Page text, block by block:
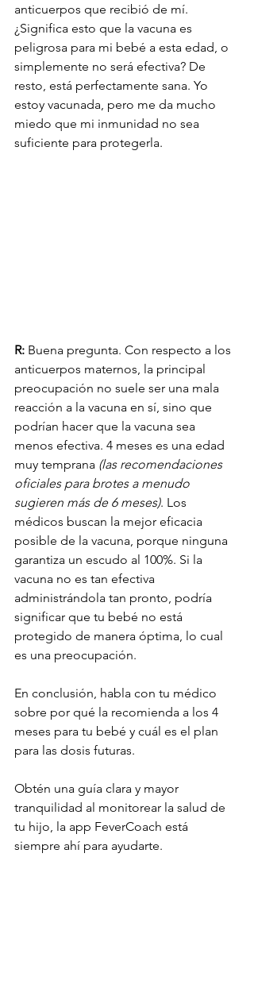
anticuerpos que recibió de mí.
¿Significa esto que la vacuna es
peligrosa para mi bebé a esta edad, o
simplemente no será efectiva? De
resto, está perfectamente sana. Yo
estoy vacunada, pero me da mucho
miedo que mi inmunidad no sea
suficiente para protegerla.
R: Buena pregunta. Con respecto a los
anticuerpos maternos, la principal
preocupación no suele ser una mala
reacción a la vacuna en sí, sino que
podrían hacer que la vacuna sea
menos efectiva. 4 meses es una edad
muy temprana (las recomendaciones
oficiales para brotes a menudo
sugieren más de 6 meses). Los
médicos buscan la mejor eficacia
posible de la vacuna, porque ninguna
garantiza un escudo al 100%. Si la
vacuna no es tan efectiva
administrándola tan pronto, podría
significar que tu bebé no está
protegido de manera óptima, lo cual
es una preocupación.
En conclusión, habla con tu médico
sobre por qué la recomienda a los 4
meses para tu bebé y cuál es el plan
para las dosis futuras.
Obtén una guía clara y mayor
tranquilidad al monitorear la salud de
tu hijo, la app FeverCoach está
siempre ahí para ayudarte.